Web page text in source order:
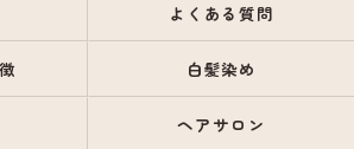
よくある質問
白髪染め
ヘアサロン